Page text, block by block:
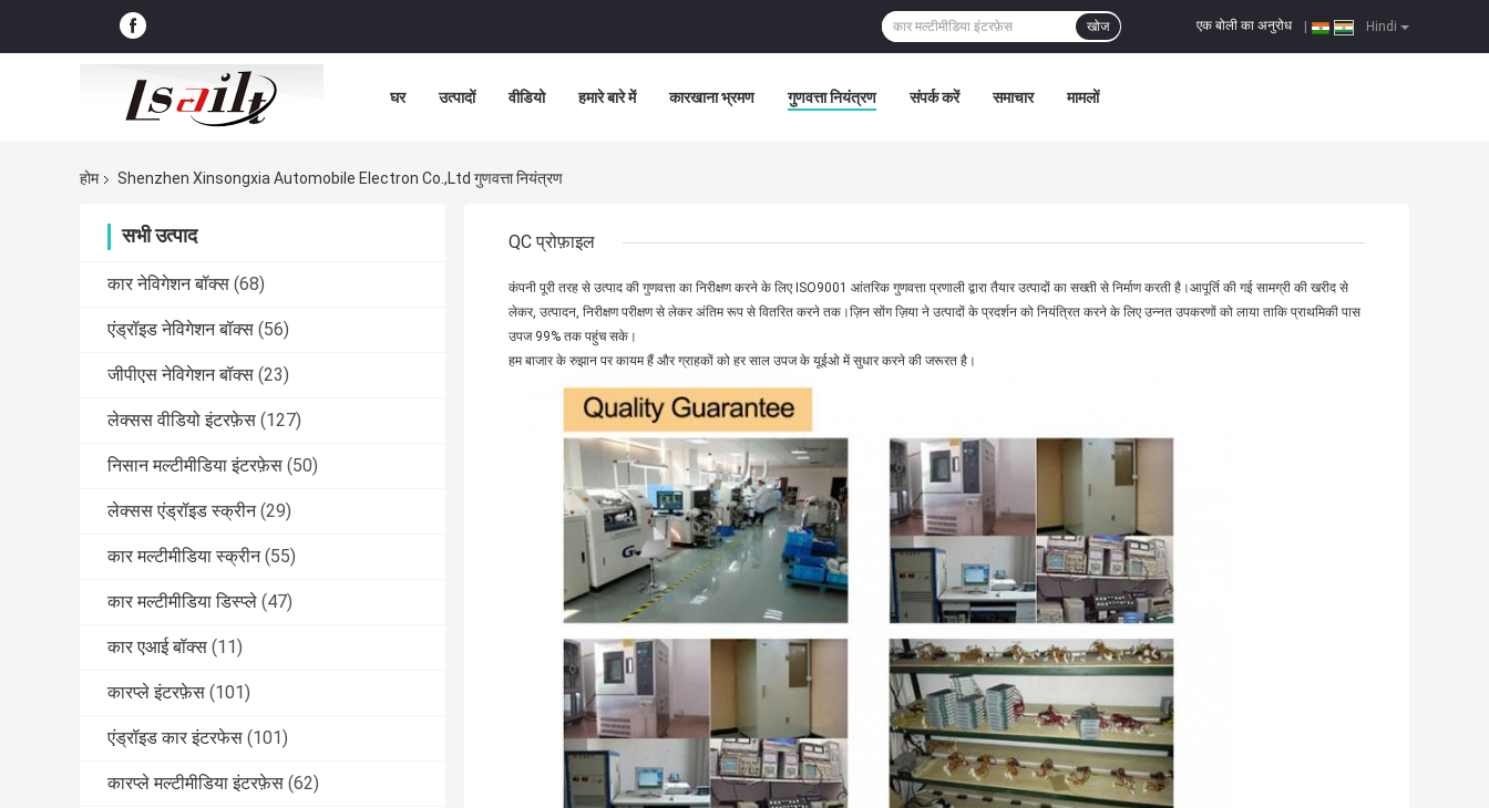
Hindi
एक बोली का अनुरोध
खोज
घर उत्पादों वीडियो हमारे बारे में कारखाना भ्रमण गुणवत्ता नियंत्रण संपर्क करें समाचार मामलों
होम Shenzhen Xinsongxia Automobile Electron Co.,Ltd गुणवत्ता नियंत्रण
सभी उत्पाद
कार नेविगेशन बॉक्स (68)
एंड्रॉइड नेविगेशन बॉक्स (56)
जीपीएस नेविगेशन बॉक्स (23)
लेक्सस वीडियो इंटरफ़ेस (127)
निसान मल्टीमीडिया इंटरफ़ेस (50)
लेक्सस एंड्रॉइड स्क्रीन (29)
कार मल्टीमीडिया स्क्रीन (55)
कार मल्टीमीडिया डिस्प्ले (47)
कार एआई बॉक्स (11)
कारप्ले इंटरफ़ेस (101)
एंड्रॉइड कार इंटरफेस (101)
कारप्ले मल्टीमीडिया इंटरफ़ेस (62)
QC प्रोफ़ाइल
कंपनी पूरी तरह से उत्पाद की गुणवत्ता का निरीक्षण करने के लिए ISO9001 आंतरिक गुणवत्ता प्रणाली द्वारा तैयार उत्पादों का सख्ती से निर्माण करती है।आपूर्ति की गई सामग्री की खरीद से
लेकर, उत्पादन, निरीक्षण परीक्षण से लेकर अंतिम रूप से वितरित करने तक।ज़िन सोंग ज़िया ने उत्पादों के प्रदर्शन को नियंत्रित करने के लिए उन्नत उपकरणों को लाया ताकि प्राथमिकी पास
उपज 99% तक पहुंच सके।
हम बाजार के रुझान पर कायम हैं और ग्राहकों को हर साल उपज के यूईओ में सुधार करने की जरूरत है।